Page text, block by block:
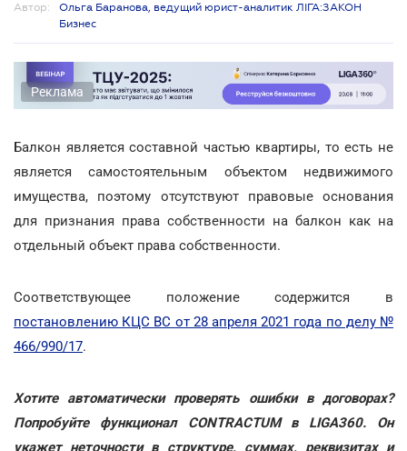
Автор:
Ольга Баранова, ведущий юрист-аналитик ЛІГА:ЗАКОН
Бизнес
Реклама
Балкон является составной частью квартиры, то есть не
является самостоятельным объектом недвижимого
имущества, поэтому отсутствуют правовые основания
для признания права собственности на балкон как на
отдельный объект права собственности.
Соответствующее положение содержится в
постановлению КЦС ВС от 28 апреля 2021 года по делу №
466/990/17.
Хотите автоматически проверять ошибки в договорах?
Попробуйте функционал CONTRACTUM в LIGA360. Он
укажет неточности в структуре, суммах, реквизитах и